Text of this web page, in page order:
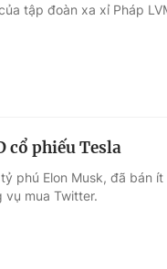
tập đoàn xa xỉ Pháp
cổ phiếu Tesla
phú Elon Musk, đã bán
vụ mua Twitter.